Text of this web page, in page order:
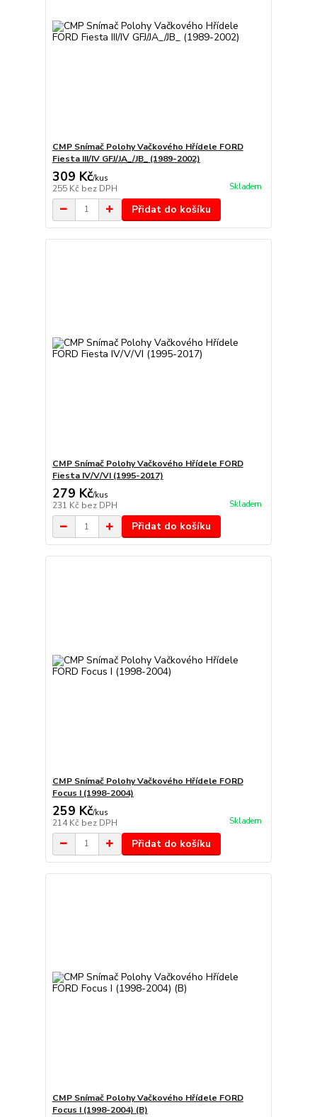
CMP Snímač Polohy Vačkového Hřídele FORD
Fiesta III/IV GFJ/JA_/JB_ (1989-2002)
309 Kč/kus
255 Kč bez DPH Skladem
Přidat do košíku
CMP Snímač Polohy Vačkového Hřídele FORD
Fiesta IV/V/VI (1995-2017)
279 Kč/kus
231 Kč bez DPH Skladem
Přidat do košíku
CMP Snímač Polohy Vačkového Hřídele FORD
Focus I (1998-2004)
259 Kč/kus
214 Kč bez DPH Skladem
Přidat do košíku
CMP Snímač Polohy Vačkového Hřídele FORD
Focus I (1998-2004) (B)